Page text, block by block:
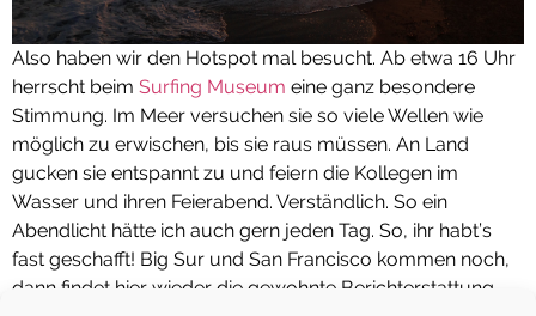
Also haben wir den Hotspot mal besucht. Ab etwa 16 Uhr
herrscht beim Surfing Museum eine ganz besondere
Stimmung. Im Meer versuchen sie so viele Wellen wie
möglich zu erwischen, bis sie raus müssen. An Land
gucken sie entspannt zu und feiern die Kollegen im
Wasser und ihren Feierabend. Verständlich. So ein
Abendlicht hätte ich auch gern jeden Tag. So, ihr habt’s
fast geschafft! Big Sur und San Francisco kommen noch,
dann findet hier wieder die gewohnte Berichterstattung